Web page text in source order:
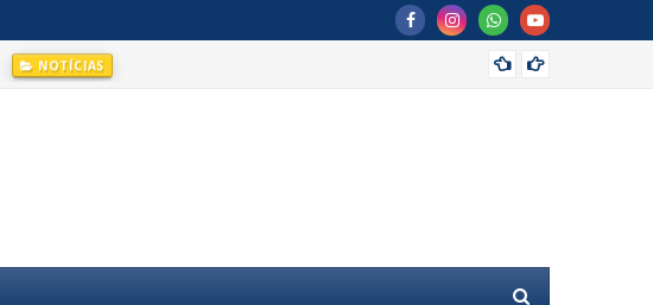
NOTÍCIAS